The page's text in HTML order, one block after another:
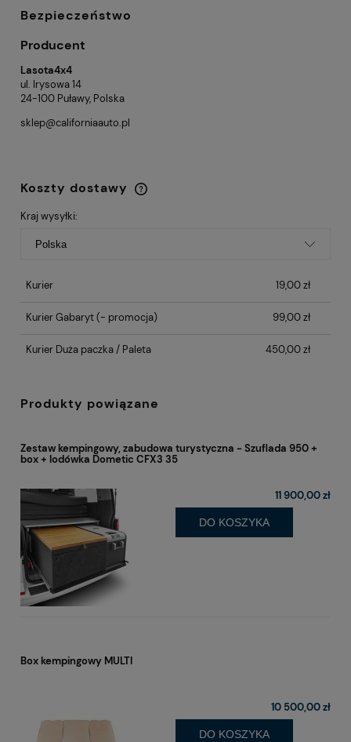
Bezpieczeństwo
Producent
Lasota4x4
ul. Irysowa 14
24-100 Puławy, Polska
sklep@californiaauto.pl
Koszty dostawy
Cena nie zawiera ewentualnych kosztów
płatności
Kraj wysyłki:
Kurier 19,00 zł
Kurier Gabaryt(- promocja) 99,00 zł
Kurier Duża paczka / Paleta 450,00 zł
Produkty powiązane
Zestaw kempingowy, zabudowa turystyczna - Szuflada 950 +
box + lodówka Dometic CFX3 35
11 900,00 zł
DO KOSZYKA
Box kempingowy MULTI
10 500,00 zł
DO KOSZYKA